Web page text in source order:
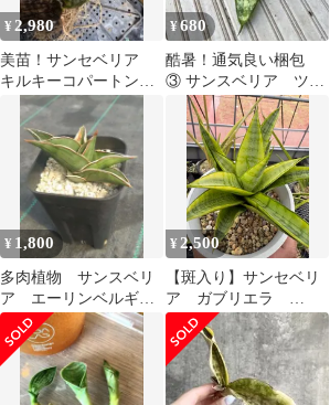
¥ 2,980
美苗！サンセベリア
キルキーコパートン
抜き苗発送！
¥680
酷暑！通気良い梱包
③ サンスベリア ツイ
スター 子株 株分け
苗 観葉植物
¥ 1,800
多肉植物 サンスベリ
ア エーリンベルギ
ー サムライドワー
フ カキコ
¥ 2,500
【斑入り】サンセベリ
ア ガブリエラ
f.varieg サンスベリア
錦